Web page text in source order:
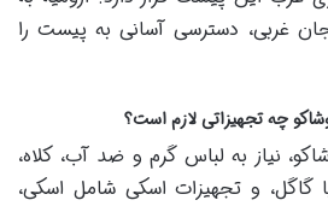
غربی، دسترسی آسانی به پیست را
چه تجهیزاتی لازم است؟
نیاز به لباس گرم و ضد آب، کلاه،
گاگل، و تجهیزات اسکی شامل اسکی،